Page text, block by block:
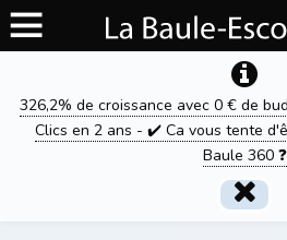
326,2% de croissance avec 0 € de
Clics en 2 ans - ✔️ Ca vous tente
Baule 360 ❓